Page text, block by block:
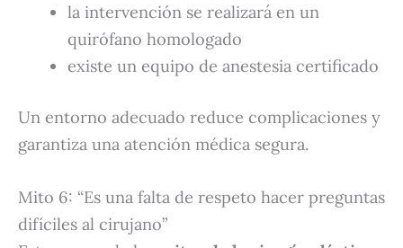
la intervención se realizará en un
quirófano homologado
existe un equipo de anestesia certificado
Un entorno adecuado reduce complicaciones y
garantiza una atención médica segura.
Mito 6: “Es una falta de respeto hacer preguntas
difíciles al cirujano”